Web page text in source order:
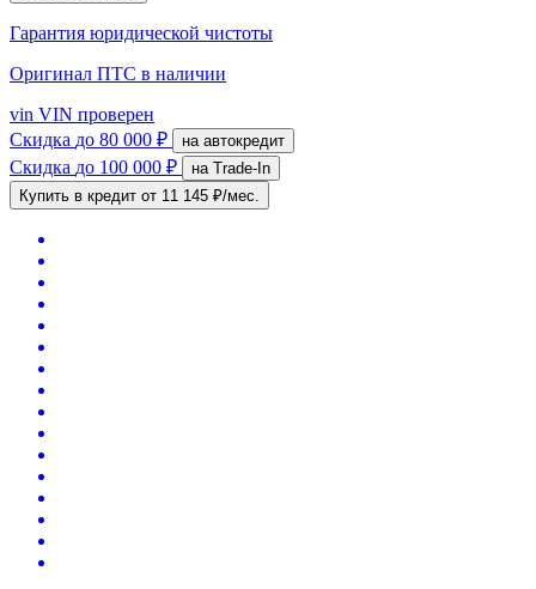
Гарантия юридической чистоты
Оригинал ПТС в наличии
vin VIN проверен
Скидка до 80 000 ₽ на автокредит
Скидка до 100 000 ₽
на Trade-In
Купить в кредит от 11 145 ₽/мес.